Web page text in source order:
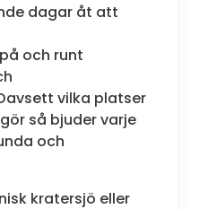
dagar åt att
och runt
vilka platser
så bjuder varje
och
kratersjö eller